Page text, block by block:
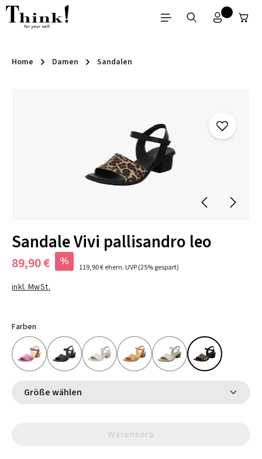
Zum Hauptinhalt springen
Home Damen Sandalen
Sandale Vivi pallisandro leo
89,90 € % 119,90 €ehem. UVP(25% gespart)
inkl. MwSt.
Farben
Größe wählen
Warenkorb